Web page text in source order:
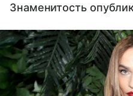
Знаменитость